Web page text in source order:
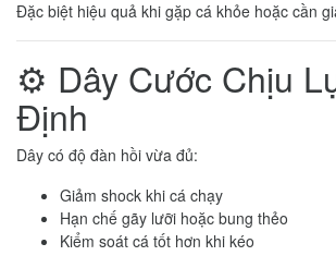
Đặc biệt hiệu quả khi gặp cá khỏe hoặc cần
⚙️ Dây Cước Chịu
Định
Dây có độ đàn hồi vừa đủ:
Giảm shock khi cá chạy
Hạn chế gãy lưỡi hoặc bung thẻo
Kiểm soát cá tốt hơn khi kéo